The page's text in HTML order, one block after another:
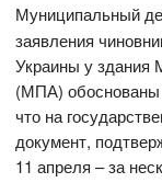
Муниципальный
заявления
Украины у здания
(МПА) обоснованы
что на
документ,
11 апреля – за